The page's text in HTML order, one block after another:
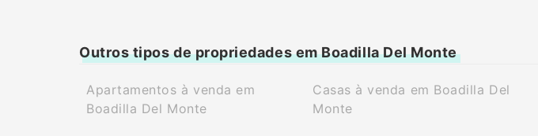
Outros tipos de propriedades em Boadilla Del Monte
Apartamentos à venda em
Boadilla Del Monte
Casas à venda em Boadilla Del
Monte